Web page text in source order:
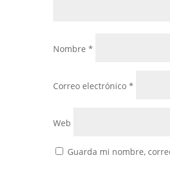
Nombre *
Correo electrónico *
Web
Guarda mi nombre,